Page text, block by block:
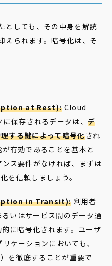
としても、その中身を解読
えられます。暗号化は、そ
at Rest): Cloud
保存されるデータは、 デ
する鍵によって暗号化され
有効であることを基本と
ス要件がなければ、まずは
を信頼しましょう。
in Transit): 利用者
いはサービス間のデータ通
に暗号化されます。ユーザ
ケーションにおいても、
を徹底することが重要で